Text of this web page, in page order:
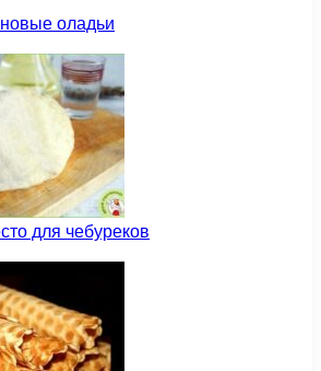
оладьи
для чебуреков